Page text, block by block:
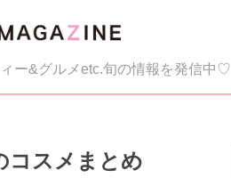
ー&グルメetc.旬の情報を発信中♡
コスメまとめ